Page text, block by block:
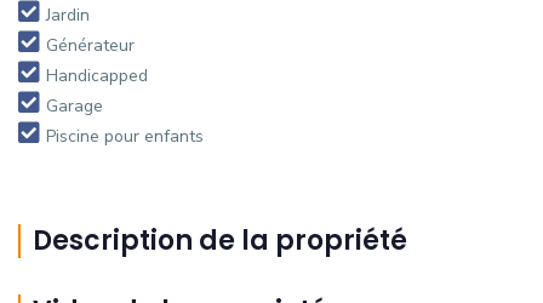
Jardin
Générateur
Handicapped
Garage
Piscine pour enfants
Description de la propriété